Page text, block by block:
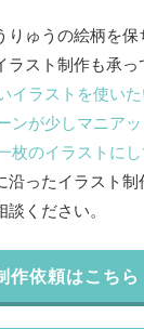
りゅうの絵柄を
イラストを使いた
ンが少しマニアッ
枚のイラストに
沿ったイラスト
ください。
作依頼はこちら